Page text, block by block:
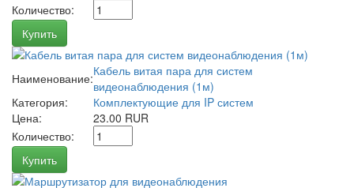
Количество:
Купить
Наименование:Кабель витая пара для систем
видеонаблюдения (1м)
Категория:
Комплектующие для IP систем
Цена:
23.00 RUR
Количество:
Купить